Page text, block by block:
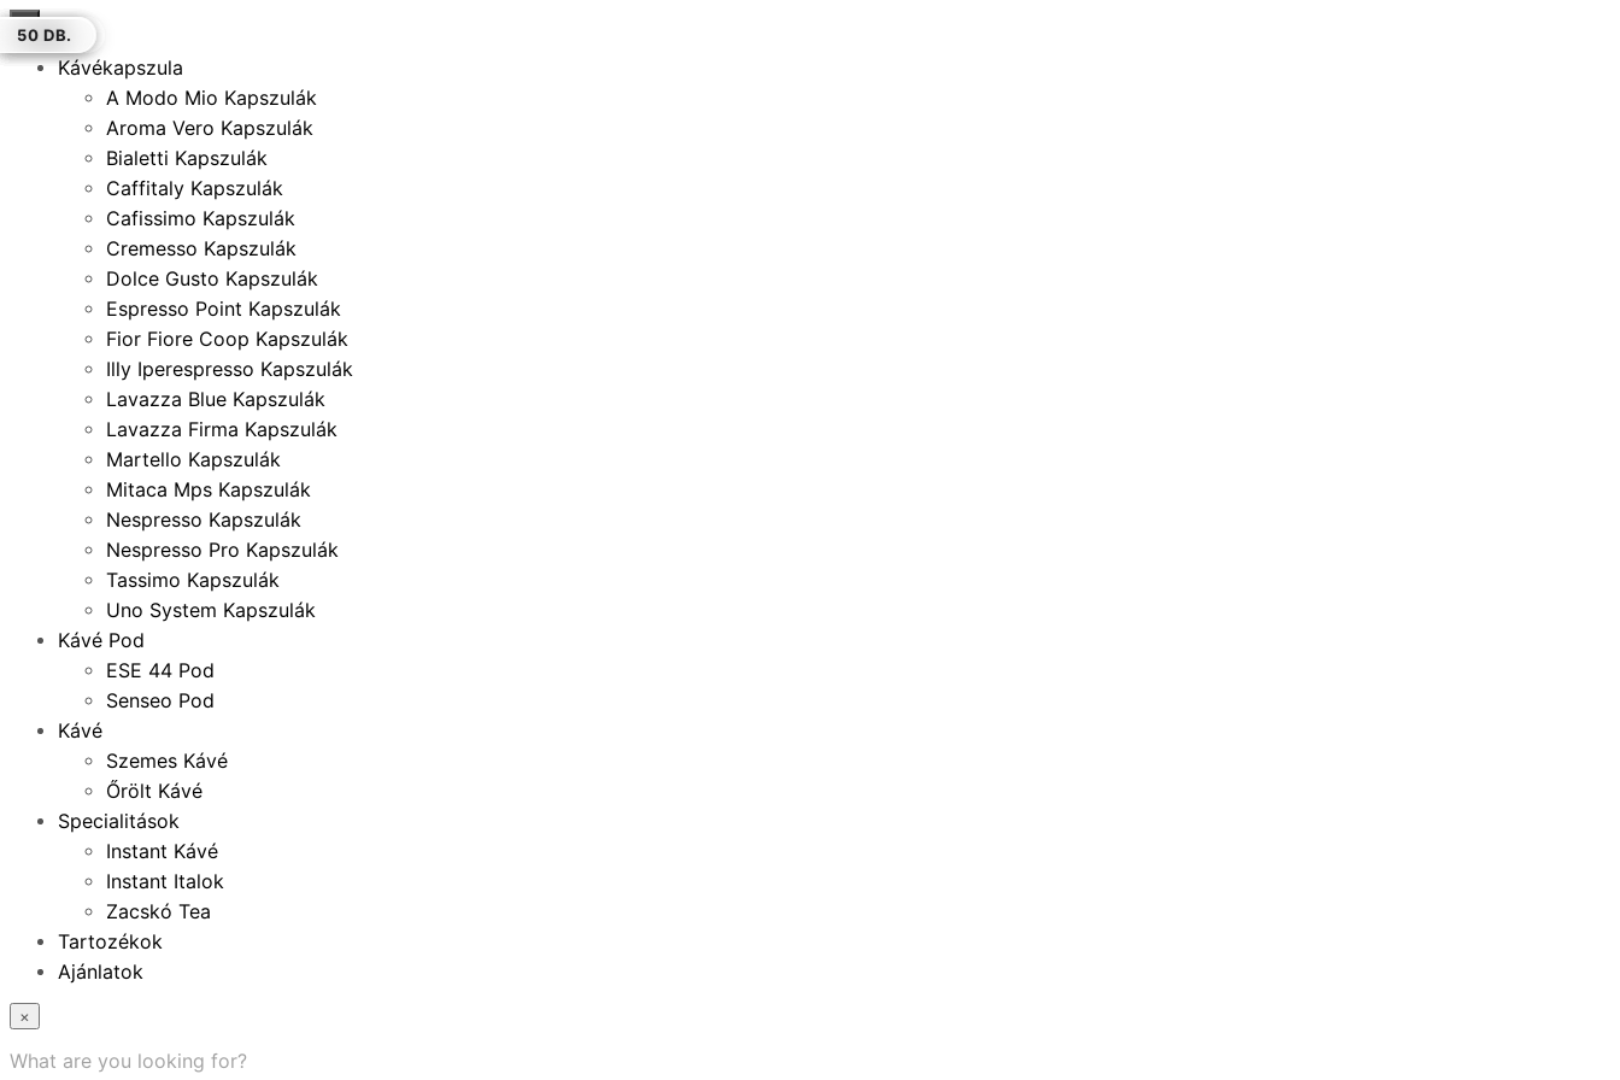
×
Kávékapszula
A Modo Mio Kapszulák
Aroma Vero Kapszulák
Bialetti Kapszulák
Caffitaly Kapszulák
Cafissimo Kapszulák
Cremesso Kapszulák
Dolce Gusto Kapszulák
Espresso Point Kapszulák
Fior Fiore Coop Kapszulák
Illy Iperespresso Kapszulák
Lavazza Blue Kapszulák
Lavazza Firma Kapszulák
Martello Kapszulák
Mitaca Mps Kapszulák
Nespresso Kapszulák
Nespresso Pro Kapszulák
Tassimo Kapszulák
Uno System Kapszulák
Kávé Pod
ESE 44 Pod
Senseo Pod
Kávé
Szemes Kávé
Őrölt Kávé
Specialitások
Instant Kávé
Instant Italok
Zacskó Tea
Tartozékok
Ajánlatok
×
What are you looking for?
100 DB.
20 DB.
30 DB.
12 DB.
12 DB.
30 DB.
50 DB.